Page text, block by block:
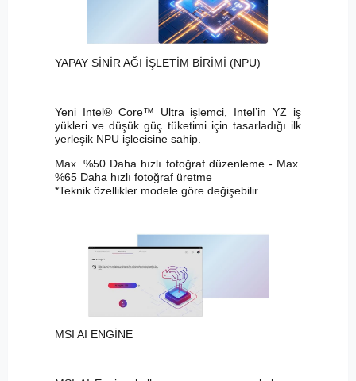
YAPAY SİNİR AĞI İŞLETİM BİRİMİ (NPU)
Yeni Intel® Core™ Ultra işlemci, Intel’in YZ iş
yükleri ve düşük güç tüketimi için tasarladığı ilk
yerleşik NPU işlecisine sahip.
Max. %50 Daha hızlı fotoğraf düzenleme - Max.
%65 Daha hızlı fotoğraf üretme
*Teknik özellikler modele göre değişebilir.
MSI AI ENGİNE